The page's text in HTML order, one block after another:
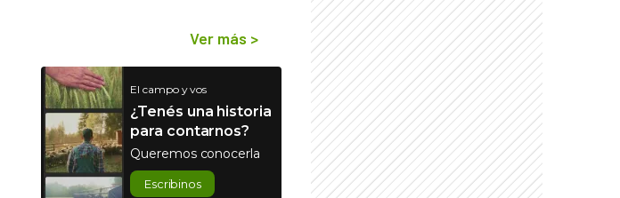
Ver más >
El campo y vos
¿Tenés una historia
para contarnos?
Queremos conocerla
Escribinos